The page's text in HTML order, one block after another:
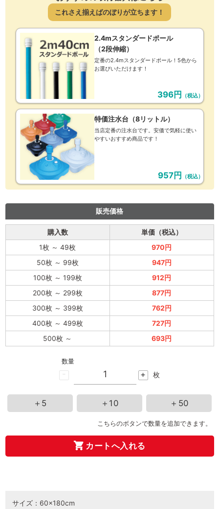
これさえ揃えばのぼりが立ちます！
2.4mスタンダードポール
（2段伸縮）
定番の2.4mスタンダードポール！5色から
お選びいただけます！
396円 （税込）
特価注水台（8リットル）
当店定番の注水台です。安価で気軽に使い
やすいおすすめ商品です！
957円 （税込）
販売価格
購入数
単価（税込）
1枚 ～ 49枚
970円
50枚 ～ 99枚
947円
100枚 ～ 199枚
912円
200枚 ～ 299枚
877円
300枚 ～ 399枚
762円
400枚 ～ 499枚
727円
500枚 ～ 693円
-
数量
+ 枚
＋5 ＋10 ＋50
こちらのボタンで数量を追加できます。
カートへ入れる
サイズ：60×180cm